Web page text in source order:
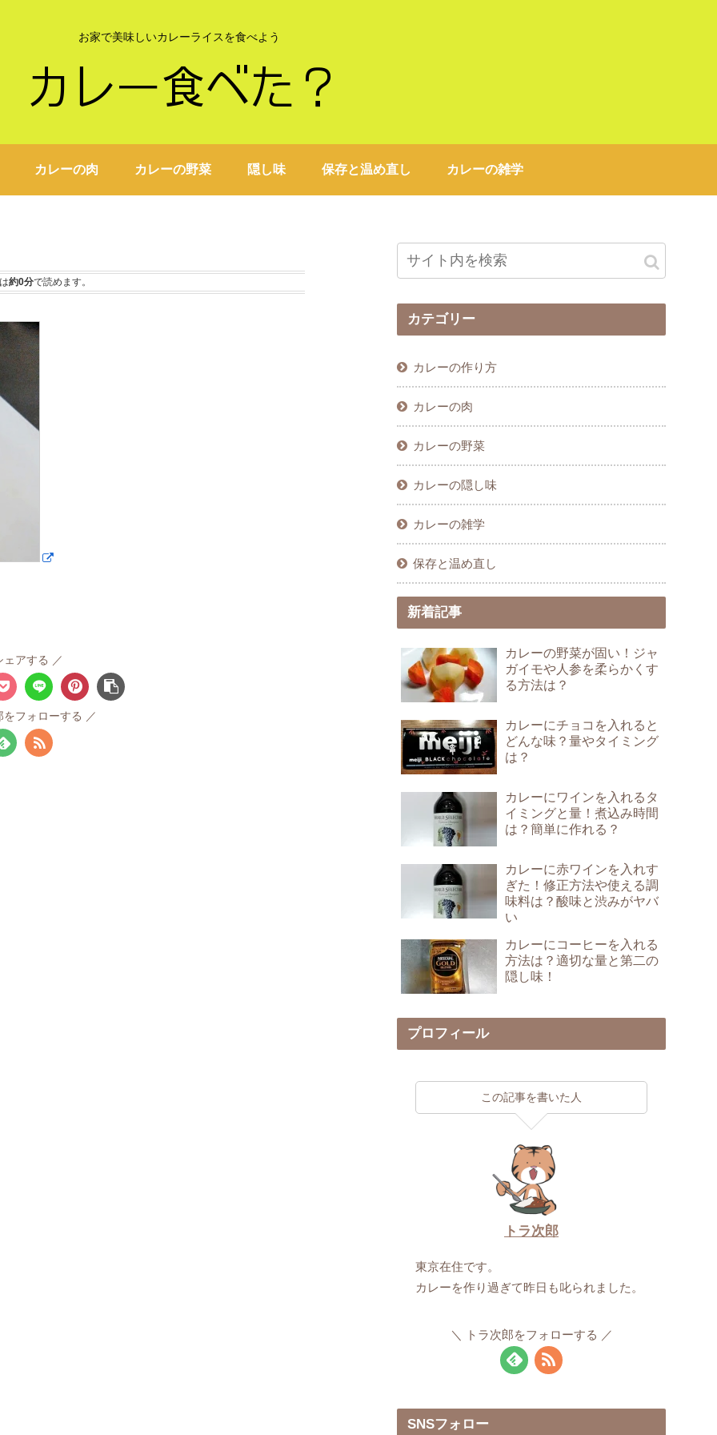
お家で美味しいカレーライスを食べよう
カレーの肉 カレーの野菜 隠し味 保存と温め直し カレーの雑学
約0分で読めます。
ェアする
をフォローする
カテゴリー
カレーの作り方
カレーの肉
カレーの野菜
カレーの隠し味
カレーの雑学
保存と温め直し
新着記事
カレーの野菜が固い！ジャ
ガイモや人参を柔らかくす
る方法は？
カレーにチョコを入れると
どんな味？量やタイミング
は？
カレーにワインを入れるタ
イミングと量！煮込み時間
は？簡単に作れる？
カレーに赤ワインを入れす
ぎた！修正方法や使える調
味料は？酸味と渋みがヤバ
い
カレーにコーヒーを入れる
方法は？適切な量と第二の
隠し味！
プロフィール
この記事を書いた人
トラ次郎
東京在住です。
カレーを作り過ぎて昨日も叱られました。
トラ次郎をフォローする
SNSフォロー